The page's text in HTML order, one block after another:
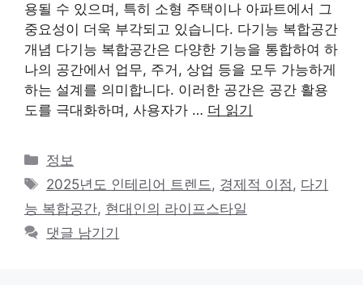
용될 수 있으며, 특히 소형 주택이나 아파트에서 그
중요성이 더욱 부각되고 있습니다. 다기능 복합공간
개념 다기능 복합공간은 다양한 기능을 통합하여 하
나의 공간에서 업무, 주거, 상업 등을 모두 가능하게
하는 설계를 의미합니다. 이러한 공간은 공간 활용
도를 극대화하며, 사용자가 … 더 읽기
카
테
리
정보
태
그
2025년도 인테리어 트렌드, 경제적 이점, 다기
능 복합공간, 현대인의 라이프스타일
댓글 남기기